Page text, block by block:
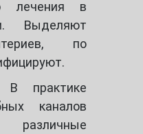
лечения в
Выделяют
по
В практике
каналов